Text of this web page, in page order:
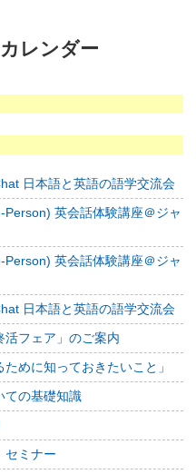
レンダー
日本語と英語の語学交流会
Person) 英会話体験講座＠ジャ
Person) 英会話体験講座＠ジャ
日本語と英語の語学交流会
活フェア」のご案内
めに知っておきたいこと」
ての基礎知識
セミナー